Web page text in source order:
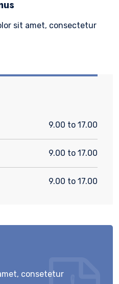
sit amet, consectetur
9.00 to 17.00
9.00 to 17.00
9.00 to 17.00
consetetur